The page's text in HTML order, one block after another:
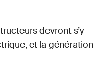
devront s’y
et la génération